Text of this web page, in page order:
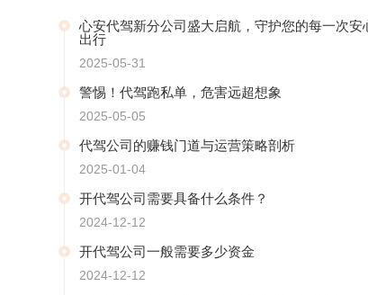
心安代驾新分公司盛大启航，守护您的每一次安
出行
2025-05-31
警惕！代驾跑私单，危害远超想象
2025-05-05
代驾公司的赚钱门道与运营策略剖析
2025-01-04
开代驾公司需要具备什么条件？
2024-12-12
开代驾公司一般需要多少资金
2024-12-12